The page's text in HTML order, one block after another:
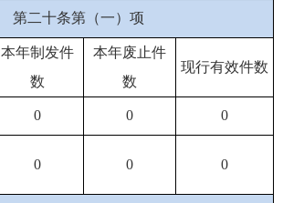
第二十条第（一）项
本年制发件
数
本年废止件
数
现行有效件数
0 0 0
0 0 0